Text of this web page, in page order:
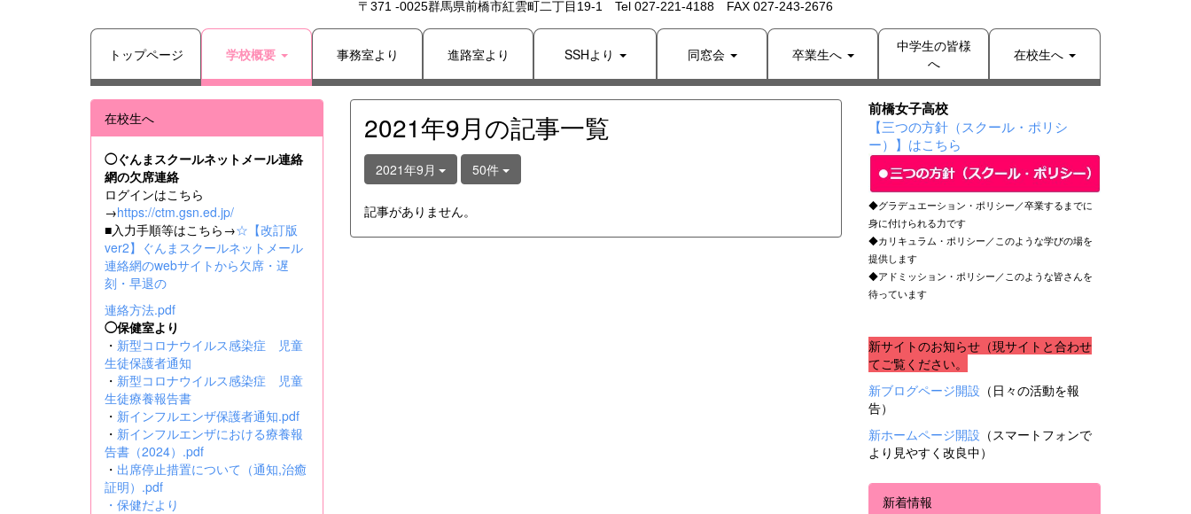
〒371 -0025群馬県前橋市紅雲町二丁目19-1 Tel 027-221-4188 FAX 027-243-2676
トップページ 学校概要 事務室より 進路室より SSHより 同窓会 卒業生へ
中学生の皆様
へ
在校生へ
2021年9月の記事一覧
2021年9月 50件
記事がありません。
在校生へ
◯ぐんまスクールネットメール連絡
網の欠席連絡
ログインはこちら
→https://ctm.gsn.ed.jp/
■入力手順等はこちら→☆【改訂版
ver2】ぐんまスクールネットメール
連絡網のwebサイトから欠席・遅
刻・早退の
連絡方法.pdf
◯保健室より
・ 新型コロナウイルス感染症 児童
生徒保護者通知
・ 新型コロナウイルス感染症 児童
生徒療養報告書
・ 新インフルエンザ保護者通知.pdf
・ 新インフルエンザにおける療養報
告書（2024）.pdf
・ 出席停止措置について（通知,治癒
証明）.pdf
・ 保健だより
前橋女子高校
【三つの方針（スクール・ポリシ
ー）】はこちら
◆グラデュエーション・ポリシー／卒業するまでに
身に付けられる力です
◆カリキュラム・ポリシー／このような学びの場を
提供します
◆アドミッション・ポリシー／このような皆さんを
待っています
新サイトのお知らせ（現サイトと合わせ
てご覧ください。
新ブログページ開設 （日々の活動を報
告）
新ホームページ開設 （スマートフォンで
より見やすく改良中）
新着情報